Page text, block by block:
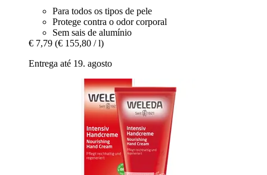
Para todos os tipos de pele
Protege contra o odor corporal
Sem sais de alumínio
€ 7,79 (€ 155,80 / l)
Entrega até 19. agosto